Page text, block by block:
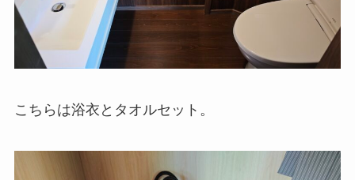
こちらは浴衣とタオルセット。